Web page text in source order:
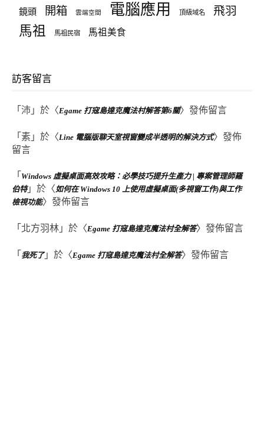
鏡頭 開箱 雲端空間 電腦應用 頂級域名 飛羽
馬祖 馬祖民宿 馬祖美食
訪客留言
「 沛 」於〈Egame 打寇島達克魔法村解答第6關〉發佈留言
「 素 」於〈Line 電腦版聊天室視窗變成半透明的解決方式〉發佈
留言
「 Windows 虛擬桌面高效攻略：必學技巧提升生產力 | 專案管理師羅
伯特」於〈 如何在 Windows 10 上使用虛擬桌面(多視窗工作)與工作
檢視功能〉發佈留言
「 北方羽林 」於〈Egame 打寇島達克魔法村全解答〉發佈留言
「 我死了」於〈Egame 打寇島達克魔法村全解答〉發佈留言